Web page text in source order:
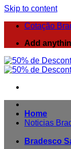
Skip to content
Cotação
Add
Noticias
Home
Bradesco